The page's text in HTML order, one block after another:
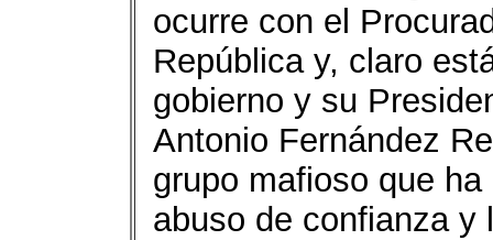
ocurre con el
República y, claro
gobierno y su
Antonio Fernández
grupo mafioso que
abuso de confianza y